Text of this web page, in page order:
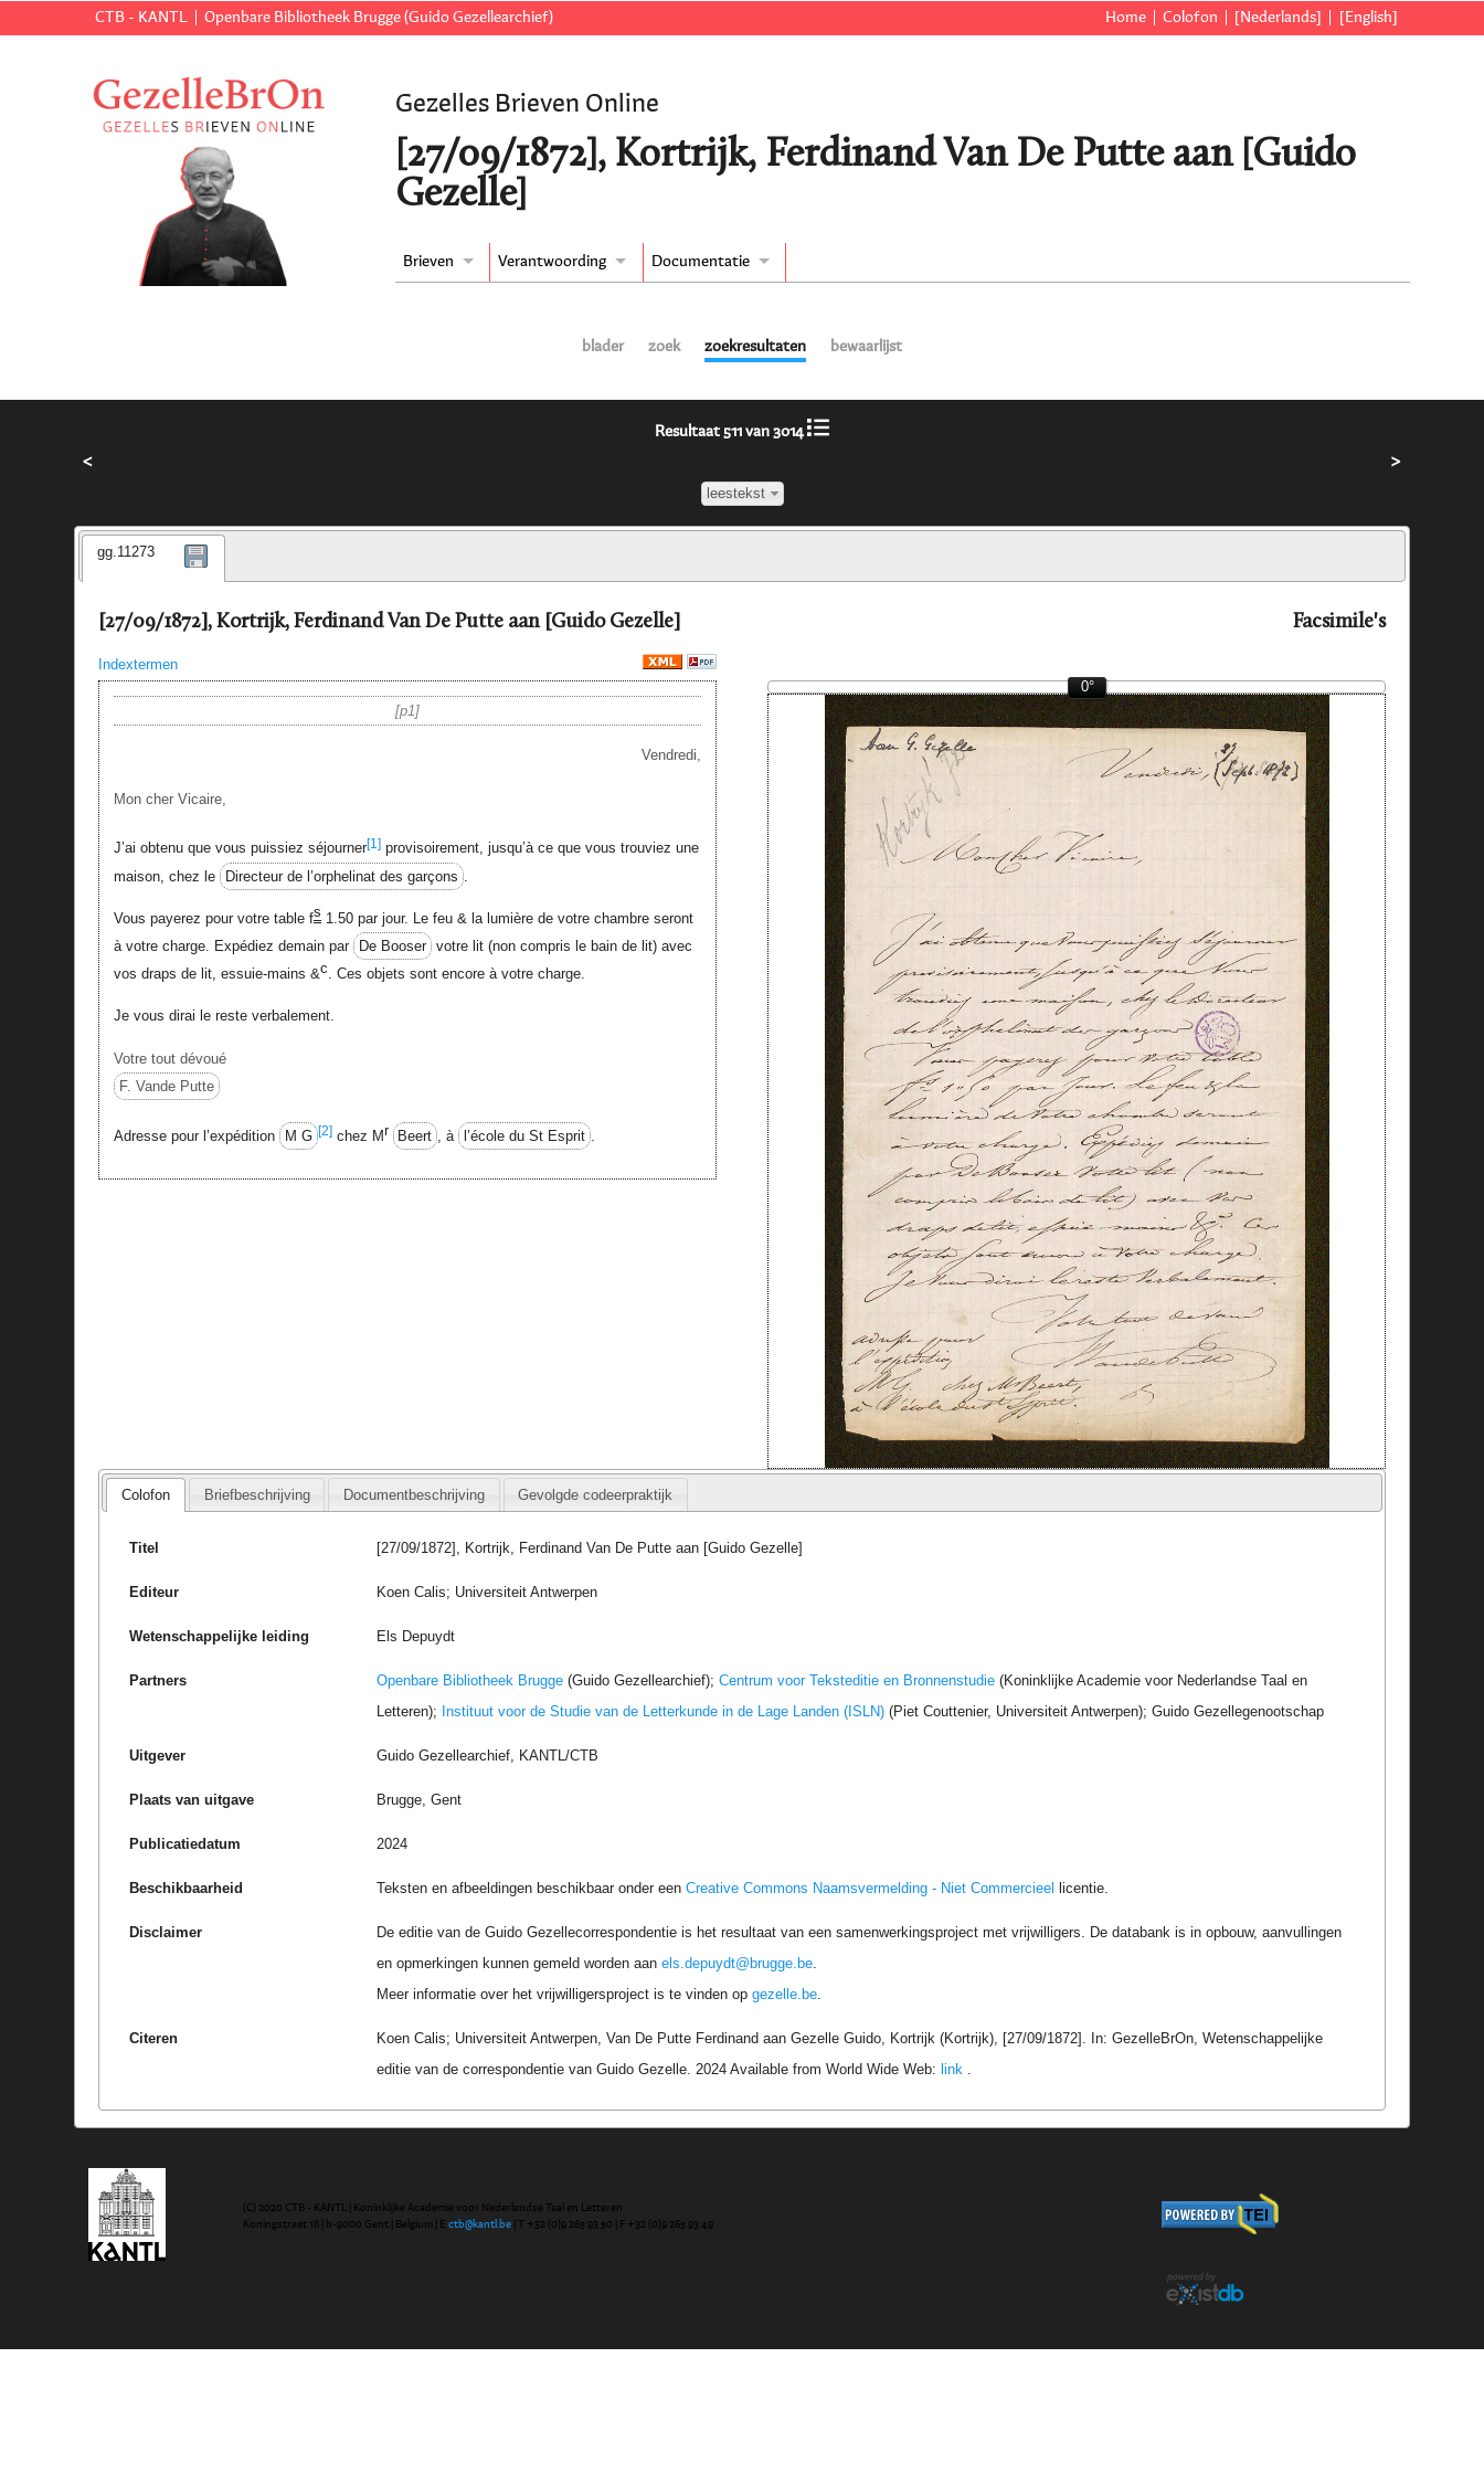
CTB - KANTL Openbare Bibliotheek Brugge (Guido Gezellearchief) Home Colofon [Nederlands] [English]
Gezelles Brieven Online
[27/09/1872], Kortrijk, Ferdinand Van De Putte aan [Guido
Gezelle]
Brieven Verantwoording Documentatie
blader zoek zoekresultaten bewaarlijst
<
Resultaat 511 van 3014
leestekst
>
gg.11273
[27/09/1872], Kortrijk, Ferdinand Van De Putte aan [Guido Gezelle]
Indextermen
Facsimile's
p1
Vendredi,
Mon cher Vicaire,
J’ai obtenu que vous puissiez séjourner[1]provisoirement, jusqu’à ce que vous trouviez une
maison, chez le
Directeur de l’orphelinat des garçons .
Vous payerez pour votre table fs1.50 par jour. Le feu & la lumière de votre chambre seront
à votre charge. Expédiez demain par
De Booser votre lit (non compris le bain de lit) avec
vos draps de lit, essuie-mains &c . Ces objets sont encore à votre charge.
Je vous dirai le reste verbalement.
Votre tout dévoué
F. Vande Putte
Adresse pour l’expédition M G [2]chez Mr Beert , à l’école du St Esprit
0°
Colofon Briefbeschrijving Documentbeschrijving Gevolgde codeerpraktijk
Titel [27/09/1872], Kortrijk, Ferdinand Van De Putte aan [Guido Gezelle]
Editeur Koen Calis; Universiteit Antwerpen
Wetenschappelijke leiding Els Depuydt
Partners Openbare Bibliotheek Brugge (Guido Gezellearchief);Centrum voor Teksteditie en Bronnenstudie (Koninklijke Academie voor Nederlandse Taal en
Letteren); Instituut voor de Studie van de Letterkunde in de Lage Landen (ISLN) (Piet Couttenier, Universiteit Antwerpen); Guido Gezellegenootschap
Uitgever Guido Gezellearchief, KANTL/CTB
Plaats van uitgave Brugge, Gent
Publicatiedatum 2024
Beschikbaarheid Teksten en afbeeldingen beschikbaar onder eenCreative Commons Naamsvermelding - Niet Commercieel licentie.
Disclaimer
De editie van de Guido Gezellecorrespondentie is het resultaat van een samenwerkingsproject met vrijwilligers. De databank is in opbouw, aanvullingen
en opmerkingen kunnen gemeld worden aanels.depuydt@brugge.be.
Meer informatie over het vrijwilligersproject is te vinden opgezelle.be.
Citeren
Koen Calis; Universiteit Antwerpen, Van De Putte Ferdinand aan Gezelle Guido, Kortrijk (Kortrijk), [27/09/1872]. In: GezelleBrOn, Wetenschappelijke
editie van de correspondentie van Guido Gezelle. 2024 Available from World Wide Web: link .
(C) 2020 CTB - KANTL | Koninklijke Academie voor Nederlandse Taal en Letteren
Koningstraat 18 | b-9000 Gent | Belgium | Ectb@kantl.be | T +32 (0)9 265 93 50 | F +32 (0)9 265 93 49